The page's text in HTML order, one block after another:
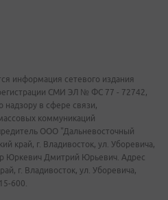
информация сетевого издания
СМИ ЭЛ № ФС 77 - 72742,
в сфере связи,
коммуникаций
ООО "Дальневосточный
край, г. Владивосток, ул. Уборевича,
Юркевич Дмитрий Юрьевич. Адрес
г. Владивосток, ул. Уборевича,
600.